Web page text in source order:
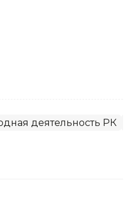
деятельность РК